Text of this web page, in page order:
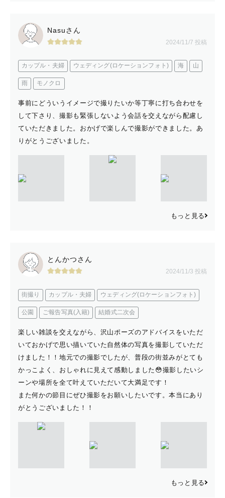
Nasuさん
2024/11/7 投稿
カップル・夫婦 ウェディング(ロケーションフォト) 海 山
雨 モノクロ
事前にどういうイメージで撮りたいか等丁寧に打ち合わせを
して下さり、撮影も緊張しないよう会話を交えながら配慮し
ていただきました。おかげで楽しんで撮影ができました。あ
りがとうございました。
もっと見る
とんかつさん
2024/11/3 投稿
街撮り カップル・夫婦 ウェディング(ロケーションフォト)
公園 ご報告写真(入籍) 結婚式二次会
楽しい雑談を交えながら、沢山ポーズのアドバイスをいただ
いておかげで思い描いていた自然体の写真を撮影していただ
けました！！地元での撮影でしたが、普段の街並みがとても
かっこよく、おしゃれに見えて感動しました😳撮影したいシ
ーンや場所を全て叶えていただいて大満足です！
また何かの節目にぜひ撮影をお願いしたいです。本当にあり
がとうございました！！
もっと見る